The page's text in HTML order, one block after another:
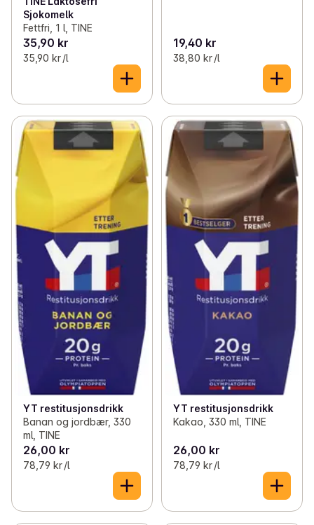
Sjokomelk
Fettfri, 1 l, TINE
35,90 kr
35,90 kr /l
19,40 kr
38,80 kr /l
YT restitusjonsdrikk
Banan og jordbær, 330
ml, TINE
26,00 kr
78,79 kr /l
YT restitusjonsdrikk
Kakao, 330 ml, TINE
26,00 kr
78,79 kr /l